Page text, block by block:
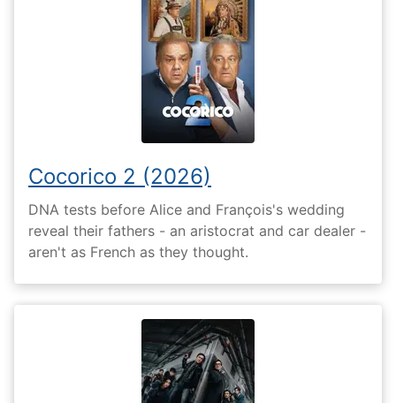
Cocorico 2 (2026)
DNA tests before Alice and François's wedding
reveal their fathers - an aristocrat and car dealer -
aren't as French as they thought.